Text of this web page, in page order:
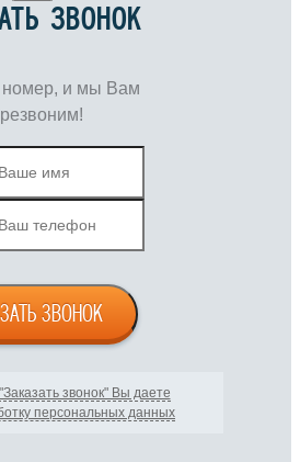
ЗВОНОК
номер, и мы Вам
ЗВОНОК
звонок" Вы даете
персональных данных